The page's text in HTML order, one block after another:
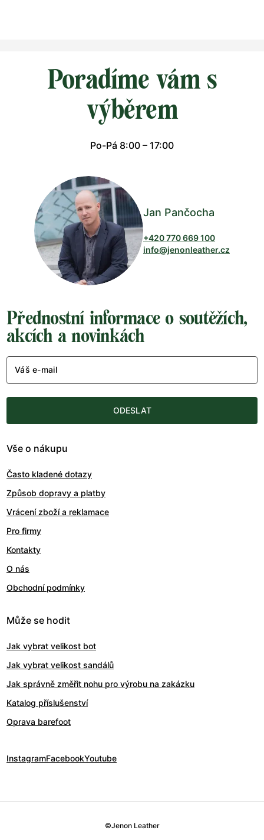
Poradíme vám s
výběrem
Po-Pá 8:00 – 17:00
Jan Pančocha
+420 770 669 100
info@jenonleather.cz
Přednostní informace o soutěžích,
akcích a novinkách
Váš e-mail
ODESLAT
Vše o nákupu
Často kladené dotazy
Způsob dopravy a platby
Vrácení zboží a reklamace
Pro firmy
Kontakty
O nás
Obchodní podmínky
Může se hodit
Jak vybrat velikost bot
Jak vybrat velikost sandálů
Jak správně změřit nohu pro výrobu na zakázku
Katalog příslušenství
Oprava barefoot
InstagramFacebookYoutube
©Jenon Leather